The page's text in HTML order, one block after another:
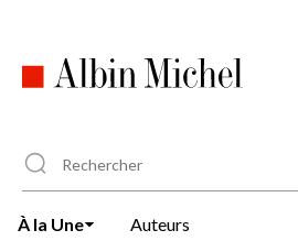
principal
À la Une Auteurs